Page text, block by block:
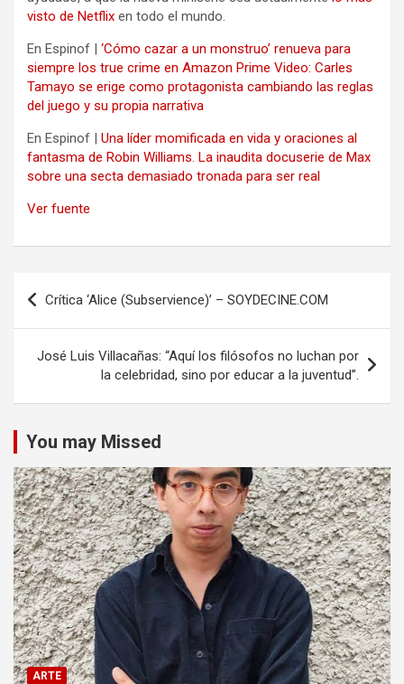
visto de Netflix en todo el mundo.
En Espinof | ‘Cómo cazar a un monstruo’ renueva para
siempre los true crime en Amazon Prime Video: Carles
Tamayo se erige como protagonista cambiando las reglas
del juego y su propia narrativa
En Espinof | Una líder momificada en vida y oraciones al
fantasma de Robin Williams. La inaudita docuserie de Max
sobre una secta demasiado tronada para ser real
Ver fuente
Navegación
de
entradas
Crítica ‘Alice (Subservience)’ – SOYDECINE.COM
José Luis Villacañas: “Aquí los filósofos no luchan por
la celebridad, sino por educar a la juventud”.
You may Missed
ARTE